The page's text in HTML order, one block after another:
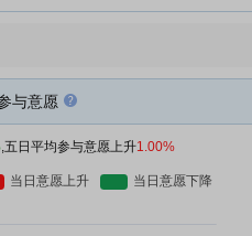
与意愿
,五日平均参与意愿上升1.00%